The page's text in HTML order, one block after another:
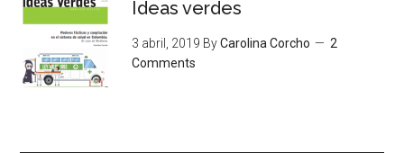
Ideas verdes
3 abril, 2019 ByCarolina Corcho
2
Comments